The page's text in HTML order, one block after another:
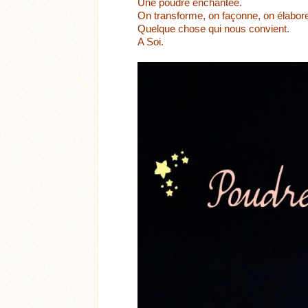
On transforme, on façonne, on
Quelque chose qui nous convient.
A Soi.